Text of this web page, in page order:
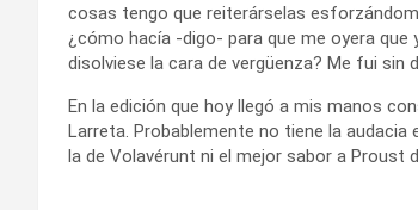
cosas tengo que reiterárselas
¿cómo hacía -digo- para que me oyera
disolviese la cara de vergüenza? Me fui sin
En la edición que hoy llegó a mis manos
Larreta. Probablemente no tiene la
la de Volavérunt ni el mejor sabor a Proust